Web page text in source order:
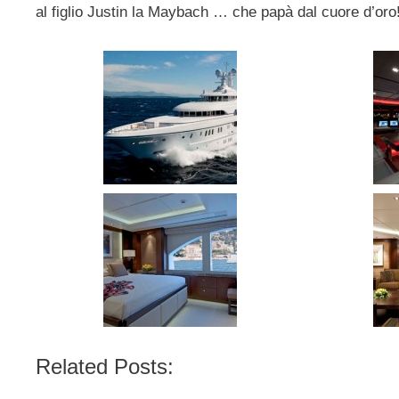
al figlio Justin la Maybach … che papà dal cuore
Related Posts: